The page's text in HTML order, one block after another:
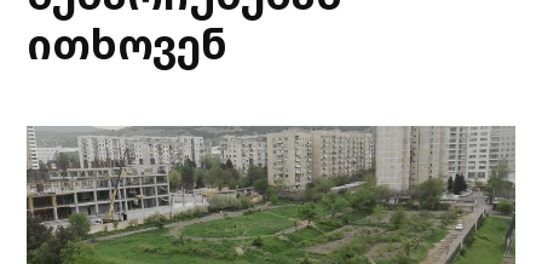
ითხოვენ